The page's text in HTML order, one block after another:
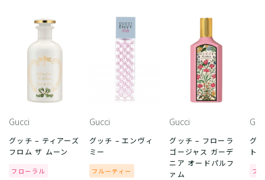
Gucci
グッチ – ティアーズ
フロム ザ ムーン
フローラル
Gucci
グッチ – エンヴィ
ミー
フルーティー
Gucci
グッチ – フローラ
ゴージャス ガーデ
ニア オードパルフ
ァム
グ
ト
フ